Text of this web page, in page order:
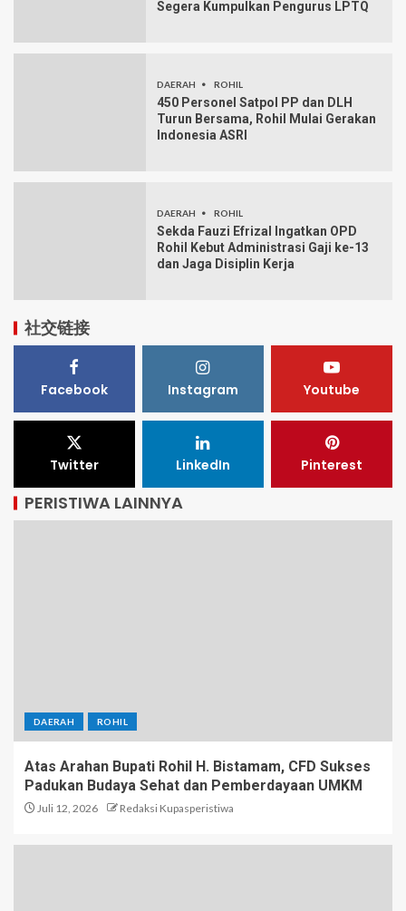
Segera Kumpulkan Pengurus LPTQ
DAERAH ROHIL
450 Personel Satpol PP dan DLH
Turun Bersama, Rohil Mulai Gerakan
Indonesia ASRI
DAERAH ROHIL
Sekda Fauzi Efrizal Ingatkan OPD
Rohil Kebut Administrasi Gaji ke-13
dan Jaga Disiplin Kerja
社交链接
Facebook Instagram Youtube
Twitter LinkedIn Pinterest
PERISTIWA LAINNYA
DAERAH ROHIL
Atas Arahan Bupati Rohil H. Bistamam, CFD Sukses
Padukan Budaya Sehat dan Pemberdayaan UMKM
Juli 12, 2026 Redaksi Kupasperistiwa